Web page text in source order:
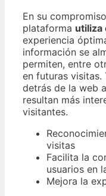
En su
plataforma utiliza
experiencia
información se
permiten, entre
en futuras visitas.
detrás de la web
resultan más
visitantes.
visitas
Facilita la
usuarios en
Mejora la